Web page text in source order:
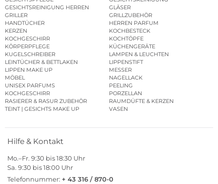
GESICHTSREINIGUNG HERREN
GLÄSER
GRILLER
GRILLZUBEHÖR
HANDTÜCHER
HERREN PARFUM
KERZEN
KOCHBESTECK
KOCHGESCHIRR
KOCHTÖPFE
KÖRPERPFLEGE
KÜCHENGERÄTE
KUGELSCHREIBER
LAMPEN & LEUCHTEN
LEINTÜCHER & BETTLAKEN
LIPPENSTIFT
LIPPEN MAKE UP
MESSER
MÖBEL
NAGELLACK
UNISEX PARFUMS
PEELING
KOCHGESCHIRR
PORZELLAN
RASIERER & RASUR ZUBEHÖR
RAUMDÜFTE & KERZEN
TEINT | GESICHTS MAKE UP
VASEN
Hilfe & Kontakt
Mo.–Fr. 9:30 bis 18:30 Uhr
Sa. 9:30 bis 18:00 Uhr
Telefonnummer: + 43 316 / 870-0